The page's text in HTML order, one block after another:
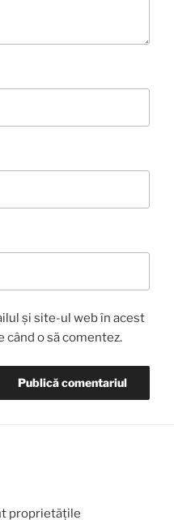
și site-ul web în acest
o să comentez.
proprietățile